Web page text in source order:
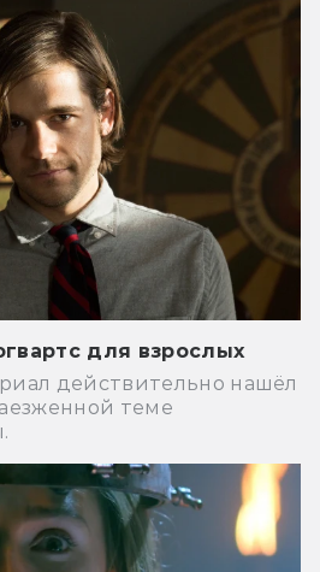
для взрослых
действительно нашёл
теме